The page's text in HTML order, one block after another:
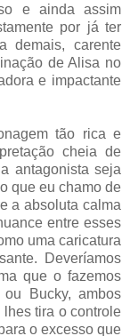
e ainda assim
por já ter
demais, carente
de Alisa no
e impactante
tão rica e
cheia de
antagonista seja
que eu chamo de
a absoluta calma
entre esses
uma caricatura
Deveríamos
que o fazemos
Bucky, ambos
tira o controle
o excesso que